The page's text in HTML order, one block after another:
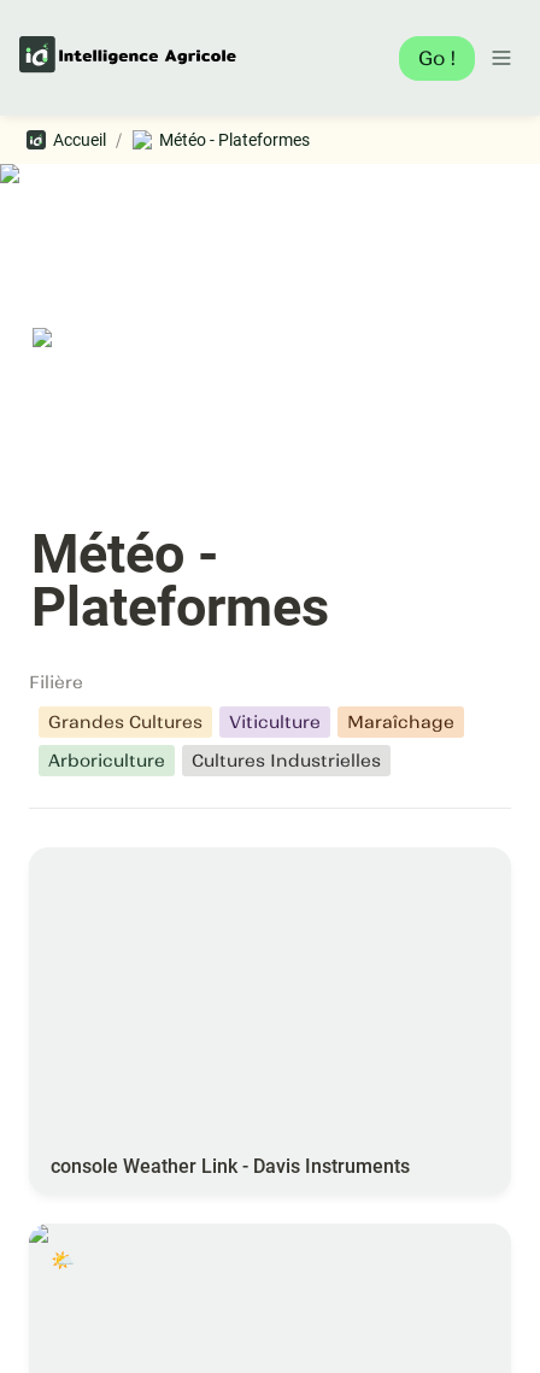
Go !
Accueil / Météo - Plateformes
Météo -
Plateformes
Filière
Grandes Cultures
Viticulture
Maraîchage
Arboriculture
Cultures Industrielles
console Weather Link - Davis Instruments
Météodata
🌤️